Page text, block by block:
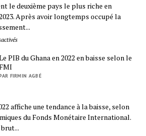
le deuxième pays le plus riche en
Après avoir longtemps occupé la
PIB du Ghana en 2022 en baisse selon le
FIRMIN AGBÉ
affiche une tendance à la baisse, selon
du Fonds Monétaire International.